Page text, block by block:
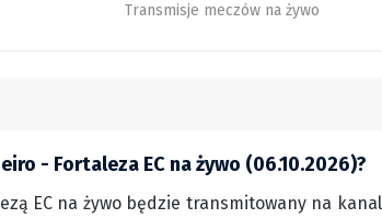
Transmisje meczów na żywo
- Fortaleza EC na żywo (06.10.2026)?
EC na żywo będzie transmitowany na